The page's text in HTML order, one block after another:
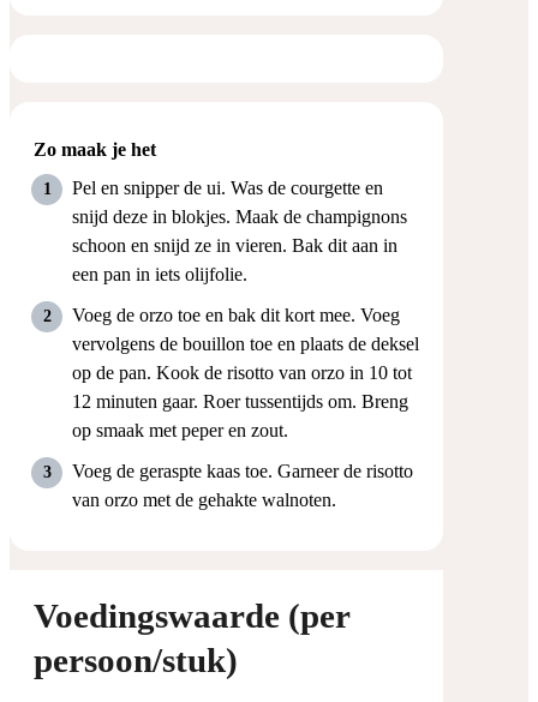
Zo maak je het
Pel en snipper de ui. Was de courgette en
snijd deze in blokjes. Maak de champignons
schoon en snijd ze in vieren. Bak dit aan in
een pan in iets olijfolie.
Voeg de orzo toe en bak dit kort mee. Voeg
vervolgens de bouillon toe en plaats de deksel
op de pan. Kook de risotto van orzo in 10 tot
12 minuten gaar. Roer tussentijds om. Breng
op smaak met peper en zout.
Voeg de geraspte kaas toe. Garneer de risotto
van orzo met de gehakte walnoten.
Voedingswaarde (per
persoon/stuk)